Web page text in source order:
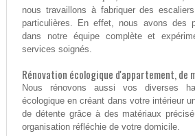
nous travaillons à fabriquer des
particulières. En effet, nous avons des
dans notre équipe complète et
services soignés.
Rénovation écologique d'appartement, de
Nous rénovons aussi vos diverses
écologique en créant dans votre intérieur
de détente grâce à des matériaux
organisation réfléchie de votre domicile.